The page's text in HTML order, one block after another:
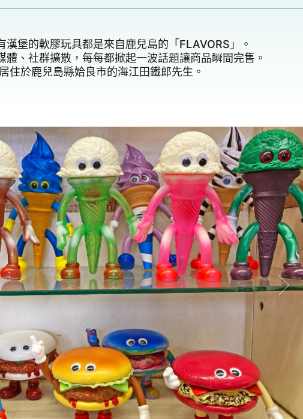
堡的軟膠玩具都是來自鹿兒島的「FLAVORS」。
、社群擴散，每每都掀起一波話題讓商品瞬間完售。
住於鹿兒島縣姶良市的海江田鐵郎先生。